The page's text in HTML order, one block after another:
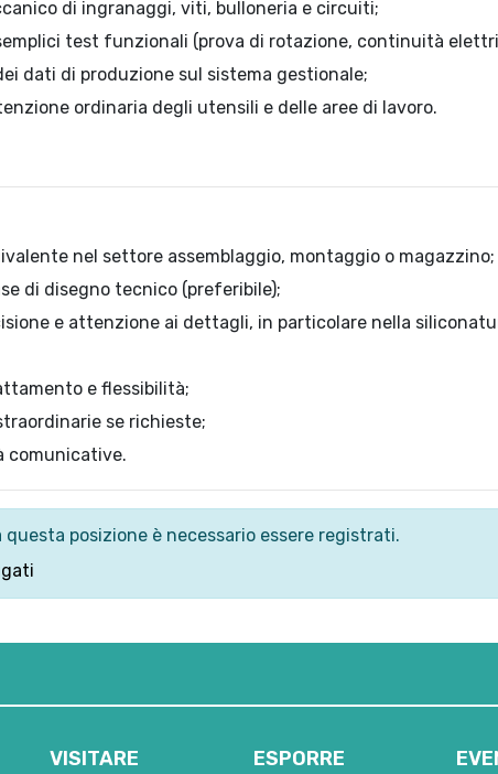
di ingranaggi, viti, bulloneria e circuiti;
test funzionali (prova di rotazione, continuità
dati di produzione sul sistema gestionale;
ordinaria degli utensili e delle aree di lavoro.
nel settore assemblaggio, montaggio o magazzino;
di disegno tecnico (preferibile);
e attenzione ai dettagli, in particolare nella
e flessibilità;
se richieste;
comunicative.
posizione è necessario essere registrati.
VISITARE ESPORRE